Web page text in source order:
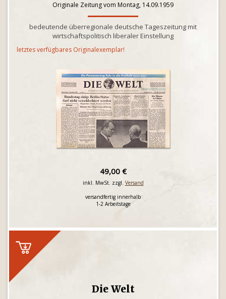
Originale Zeitung vom Montag, 14.09.1959
bedeutende überregionale deutsche Tageszeitung mit
wirtschaftspolitisch liberaler Einstellung
letztes verfügbares Originalexemplar!
49,00 €
inkl. MwSt. zzgl. Versand
versandfertig innerhalb
1-2 Arbeitstage
Die Welt